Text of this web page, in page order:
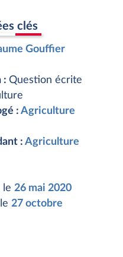
clés
Gouffier
: Question écrite
: Agriculture
: Agriculture
le 26 mai 2020
27 octobre